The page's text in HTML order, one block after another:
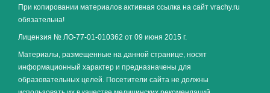
При копировании материалов активная ссылка на сайт vrachy.ru
обязательна!
Лицензия № ЛО-77-01-010362 от 09 июня 2015 г.
Материалы, размещенные на данной странице, носят
информационный характер и предназначены для
образовательных целей. Посетители сайта не должны